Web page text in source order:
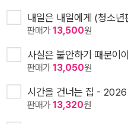
내일은 내일에게 (청소
판매가13,500원
사실은 불안하기 때문이
판매가13,050원
시간을 건너는 집 -
판매가13,320원